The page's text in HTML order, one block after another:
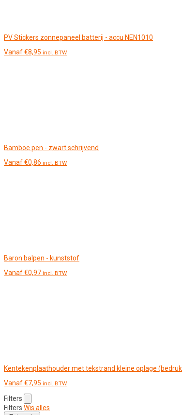
PV Stickers zonnepaneel batterij - accu NEN1010
Vanaf€8,95 incl. BTW
Bamboe pen - zwart schrijvend
Vanaf€0,86 incl. BTW
Baron balpen - kunststof
Vanaf€0,97 incl. BTW
Kentekenplaathouder met tekstrand kleine oplage
Vanaf€7,95 incl. BTW
Filters
Filters Wis alles